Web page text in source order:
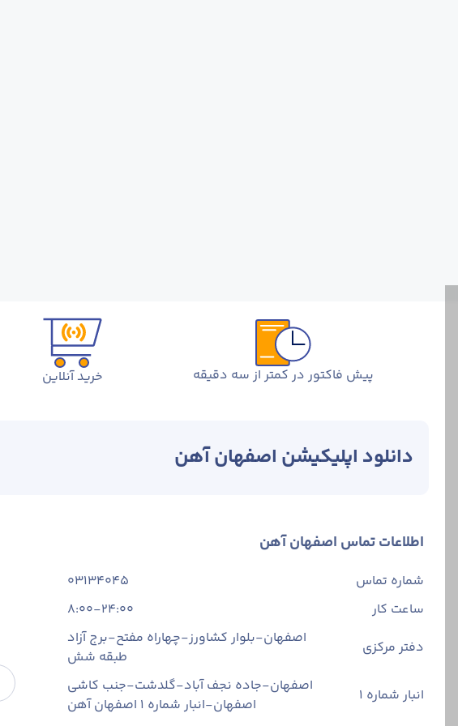
پیش فاکتور در کمتر از سه دقیقه خرید آنلاین
دانلود اپلیکیشن اصفهان آهن
اطلاعات تماس اصفهان آهن
شماره تماس
03134045
ساعت کار
8:00-24:00
دفتر مرکزی
اصفهان-بلوار کشاورز-چهاراه مفتح-برج آزاد
طبقه شش
انبار شماره 1
اصفهان-جاده نجف آباد-گلدشت-جنب کاشی
اصفهان-انبار شماره ۱ اصفهان آهن